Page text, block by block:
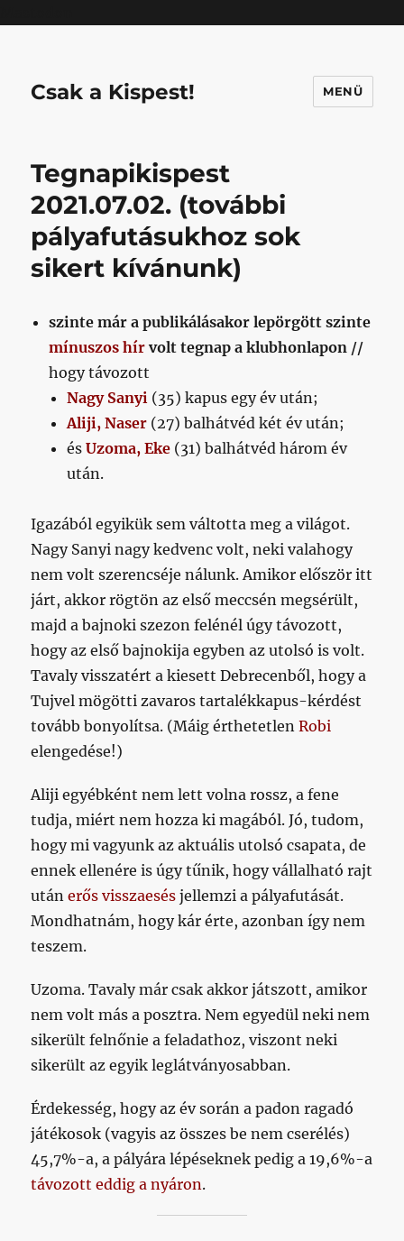
Csak a Kispest! MENÜ
Tegnapikispest
2021.07.02. (további
pályafutásukhoz sok
sikert kívánunk)
szinte már a publikálásakor lepörgött szinte
mínuszos hír volt tegnap a klubhonlapon //
hogy távozott
Nagy Sanyi (35) kapus egy év után;
Aliji,Naser (27) balhátvéd két év után;
ésUzoma, Eke (31) balhátvéd három év
után.
Igazából egyikük sem váltotta meg a világot.
Nagy Sanyi nagy kedvenc volt, neki valahogy
nem volt szerencséje nálunk. Amikor először itt
járt, akkor rögtön az első meccsén megsérült,
majd a bajnoki szezon felénél úgy távozott,
hogy az első bajnokija egyben az utolsó is volt.
Tavaly visszatért a kiesett Debrecenből, hogy a
Tujvel mögötti zavaros tartalékkapus-kérdést
tovább bonyolítsa. (Máig érthetetlenRobi
elengedése!)
Aliji egyébként nem lett volna rossz, a fene
tudja, miért nem hozza ki magából. Jó, tudom,
hogy mi vagyunk az aktuális utolsó csapata, de
ennek ellenére is úgy tűnik, hogy vállalható rajt
utánerős visszaesés jellemzi a pályafutását.
Mondhatnám, hogy kár érte, azonban így nem
teszem.
Uzoma. Tavaly már csak akkor játszott, amikor
nem volt más a posztra. Nem egyedül neki nem
sikerült felnőnie a feladathoz, viszont neki
sikerült az egyik leglátványosabban.
Érdekesség, hogy az év során a padon ragadó
játékosok (vagyis az összes be nem cserélés)
45,7%-a, a pályára lépéseknek pedig a 19,6%-a
távozott eddig a nyáron.